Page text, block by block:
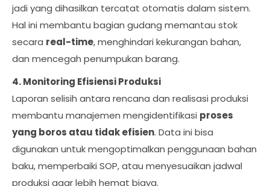
jadi yang dihasilkan tercatat otomatis dalam sistem.
Hal ini membantu bagian gudang memantau stok
secara real-time, menghindari kekurangan bahan,
dan mencegah penumpukan barang.
4. Monitoring Efisiensi Produksi
Laporan selisih antara rencana dan realisasi produksi
membantu manajemen mengidentifikasi proses
yang boros atau tidak efisien. Data ini bisa
digunakan untuk mengoptimalkan penggunaan bahan
baku, memperbaiki SOP, atau menyesuaikan jadwal
produksi agar lebih hemat biaya.